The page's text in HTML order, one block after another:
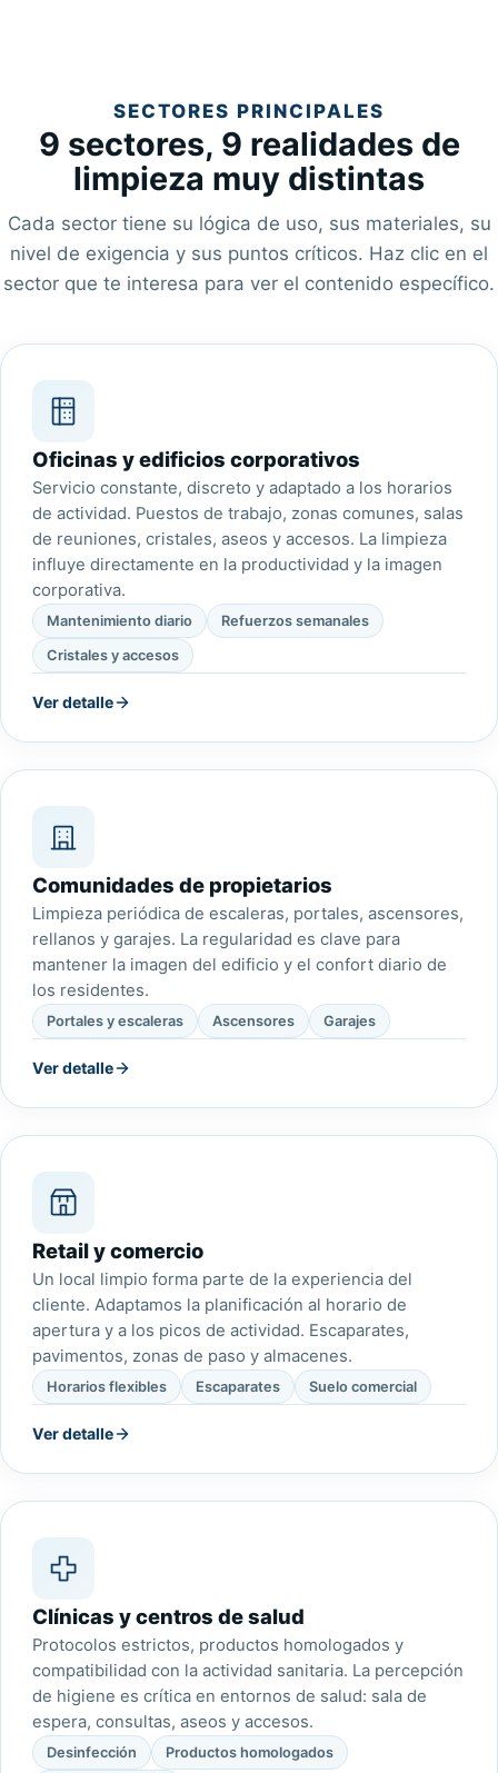
SECTORES PRINCIPALES
9 sectores, 9 realidades de
limpieza muy distintas
Cada sector tiene su lógica de uso, sus materiales, su
nivel de exigencia y sus puntos críticos. Haz clic en el
sector que te interesa para ver el contenido específico.
Oficinas y edificios corporativos
Servicio constante, discreto y adaptado a los horarios
de actividad. Puestos de trabajo, zonas comunes, salas
de reuniones, cristales, aseos y accesos. La limpieza
influye directamente en la productividad y la imagen
corporativa.
Mantenimiento diario Refuerzos semanales
Cristales y accesos
Ver detalle
Comunidades de propietarios
Limpieza periódica de escaleras, portales, ascensores,
rellanos y garajes. La regularidad es clave para
mantener la imagen del edificio y el confort diario de
los residentes.
Portales y escaleras Ascensores Garajes
Ver detalle
Retail y comercio
Un local limpio forma parte de la experiencia del
cliente. Adaptamos la planificación al horario de
apertura y a los picos de actividad. Escaparates,
pavimentos, zonas de paso y almacenes.
Horarios flexibles Escaparates Suelo comercial
Ver detalle
Clínicas y centros de salud
Protocolos estrictos, productos homologados y
compatibilidad con la actividad sanitaria. La percepción
de higiene es crítica en entornos de salud: sala de
espera, consultas, aseos y accesos.
Desinfección Productos homologados